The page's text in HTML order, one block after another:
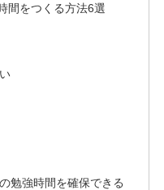
間をつくる方法6選
勉強時間を確保できる